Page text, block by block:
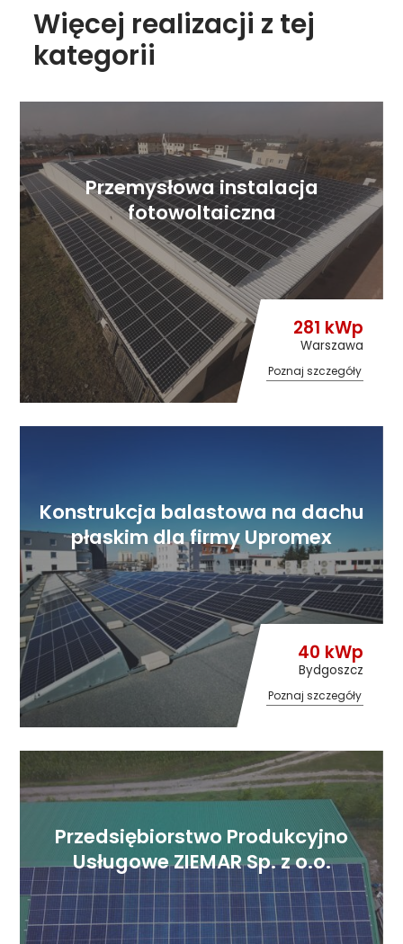
Więcej realizacji z tej
kategorii
Przemysłowa instalacja
fotowoltaiczna
281 kWp
Warszawa
Poznaj szczegóły
Konstrukcja balastowa na dachu
płaskim dla firmy Upromex
40 kWp
Bydgoszcz
Poznaj szczegóły
Przedsiębiorstwo Produkcyjno
Usługowe ZIEMAR Sp. z o.o.